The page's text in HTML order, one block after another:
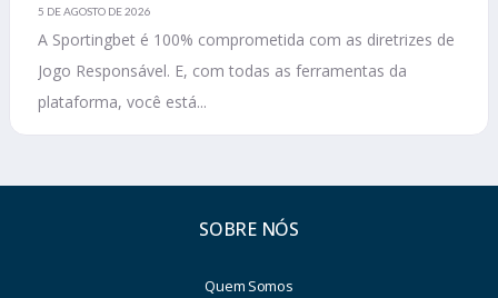
5 DE AGOSTO DE 2026
A Sportingbet é 100% comprometida com as diretrizes de
Jogo Responsável. E, com todas as ferramentas da
plataforma, você está...
SOBRE NÓS
Quem Somos